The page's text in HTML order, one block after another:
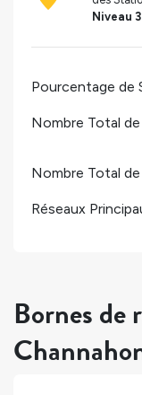
Niveau 3
Pourcentage de
Nombre Total
Nombre Total
Réseaux
Bornes de